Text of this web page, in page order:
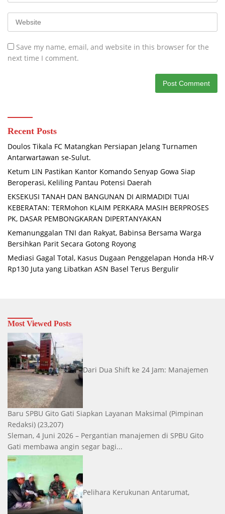
Save my name, email, and website in this browser for the
next time I comment.
Recent Posts
Doulos Tikala FC Matangkan Persiapan Jelang Turnamen
Antarwartawan se-Sulut.
Ketum LIN Pastikan Kantor Komando Senyap Gowa Siap
Beroperasi, Keliling Pantau Potensi Daerah
EKSEKUSI TANAH DAN BANGUNAN DI AIRMADIDI TUAI
KEBERATAN: TERMohon KLAIM PERKARA MASIH BERPROSES
PK, DASAR PEMBONGKARAN DIPERTANYAKAN
Kemanunggalan TNI dan Rakyat, Babinsa Bersama Warga
Bersihkan Parit Secara Gotong Royong
Mediasi Gagal Total, Kasus Dugaan Penggelapan Honda HR-V
Rp130 Juta yang Libatkan ASN Basel Terus Bergulir
Most Viewed Posts
Dari Dua Shift ke 24 Jam: Manajemen
Baru SPBU Gito Gati Siapkan Layanan Maksimal (Pimpinan
Redaksi) (23,207)
Sleman, 4 Juni 2026 – Pergantian manajemen di SPBU Gito
Gati membawa angin segar bagi...
Pelihara Kerukunan Antarumat,